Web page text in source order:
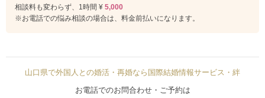
相談料も変わらず、1時間 ¥ 5,000
※お電話での悩み相談の場合は、料金前払いになります。
山口県で外国人との婚活・再婚なら国際結婚情報サービス・絆
お電話でのお問合わせ・ご予約は